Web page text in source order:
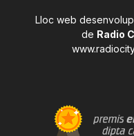
Lloc web
de Radio